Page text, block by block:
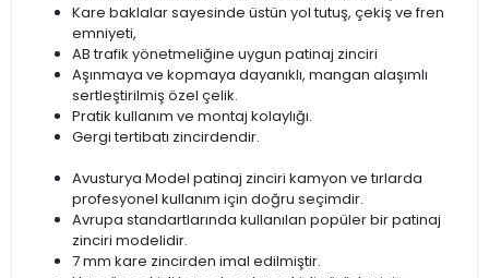
Kare baklalar sayesinde üstün yol tutuş, çekiş ve fren
emniyeti,
AB trafik yönetmeliğine uygun patinaj zinciri
Aşınmaya ve kopmaya dayanıklı, mangan alaşımlı
sertleştirilmiş özel çelik.
Pratik kullanım ve montaj kolaylığı.
Gergi tertibatı zincirdendir.
Avusturya Model patinaj zinciri kamyon ve tırlarda
profesyonel kullanım için doğru seçimdir.
Avrupa standartlarında kullanılan popüler bir patinaj
zinciri modelidir.
7 mm kare zincirden imal edilmiştir.